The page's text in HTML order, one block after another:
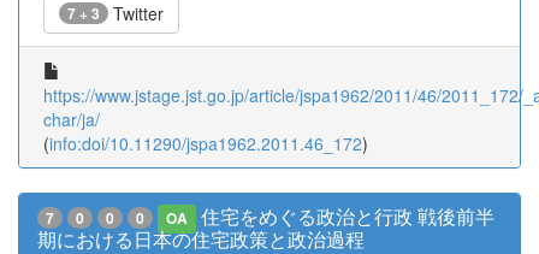
7 + 3 Twitter
https://www.jstage.jst.go.jp/article/jspa1962/2011/46/2011_172/
char/ja/
(info:doi/10.11290/jspa1962.2011.46_172)
7 0 0 0 OA
住宅をめぐる政治と行政 戦後前半
期における日本の住宅政策と政治過程